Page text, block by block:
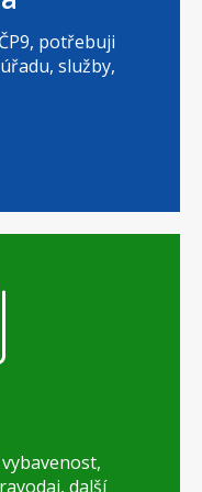
potřebuji
služby,
další